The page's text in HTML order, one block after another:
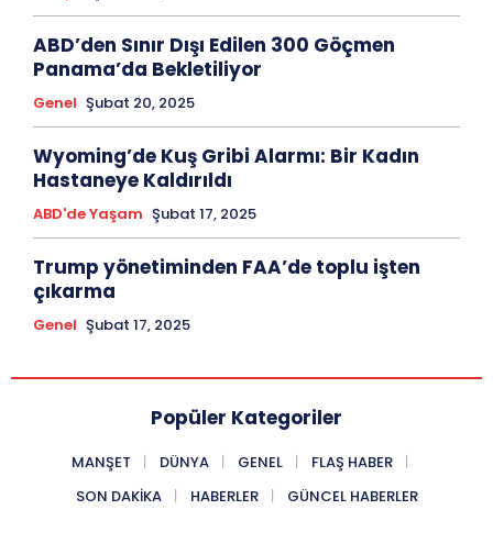
ABD’den Sınır Dışı Edilen 300 Göçmen
Panama’da Bekletiliyor
Genel Şubat 20, 2025
Wyoming’de Kuş Gribi Alarmı: Bir Kadın
Hastaneye Kaldırıldı
ABD'de Yaşam Şubat 17, 2025
Trump yönetiminden FAA’de toplu işten
çıkarma
Genel Şubat 17, 2025
Popüler Kategoriler
MANŞET DÜNYA GENEL
FLAŞ HABER
SON DAKIKA
HABERLER GÜNCEL HABERLER